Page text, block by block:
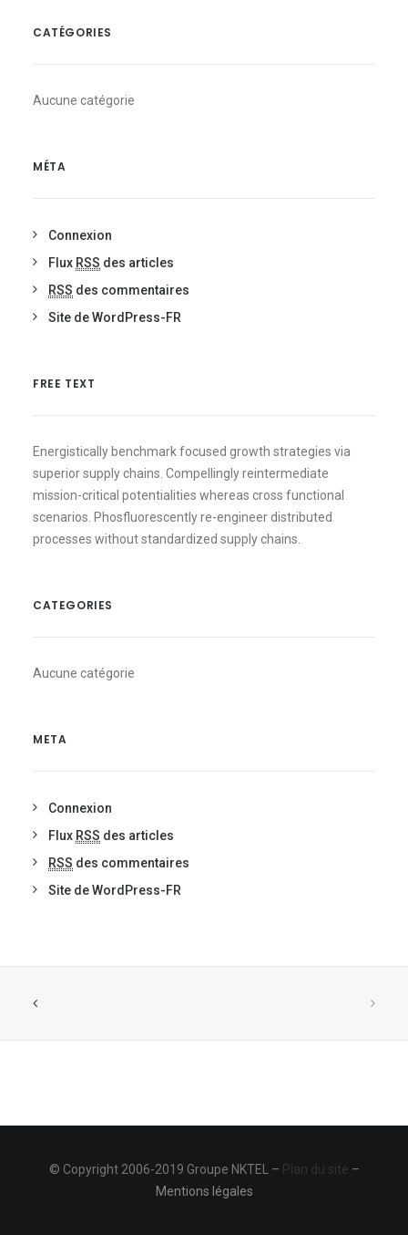
CATÉGORIES
Aucune catégorie
MÉTA
Connexion
Flux RSS des articles
RSS des commentaires
Site de WordPress-FR
FREE TEXT
Energistically benchmark focused growth strategies via
superior supply chains. Compellingly reintermediate
mission-critical potentialities whereas cross functional
scenarios. Phosfluorescently re-engineer distributed
processes without standardized supply chains.
CATEGORIES
Aucune catégorie
META
Connexion
Flux RSS des articles
RSS des commentaires
Site de WordPress-FR
© Copyright 2006-2019 Groupe NKTEL – Plan du site –
Mentions légales